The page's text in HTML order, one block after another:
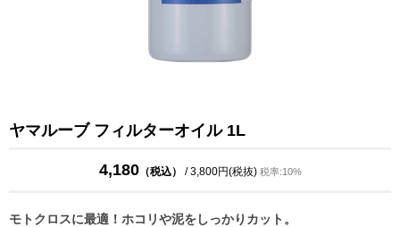
ヤマルーブ フィルターオイル 1L
4,180（税込） / 3,800円(税抜) 税率:10%
モトクロスに最適！ホコリや泥をしっかりカット。